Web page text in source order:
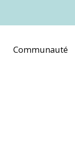
Communauté